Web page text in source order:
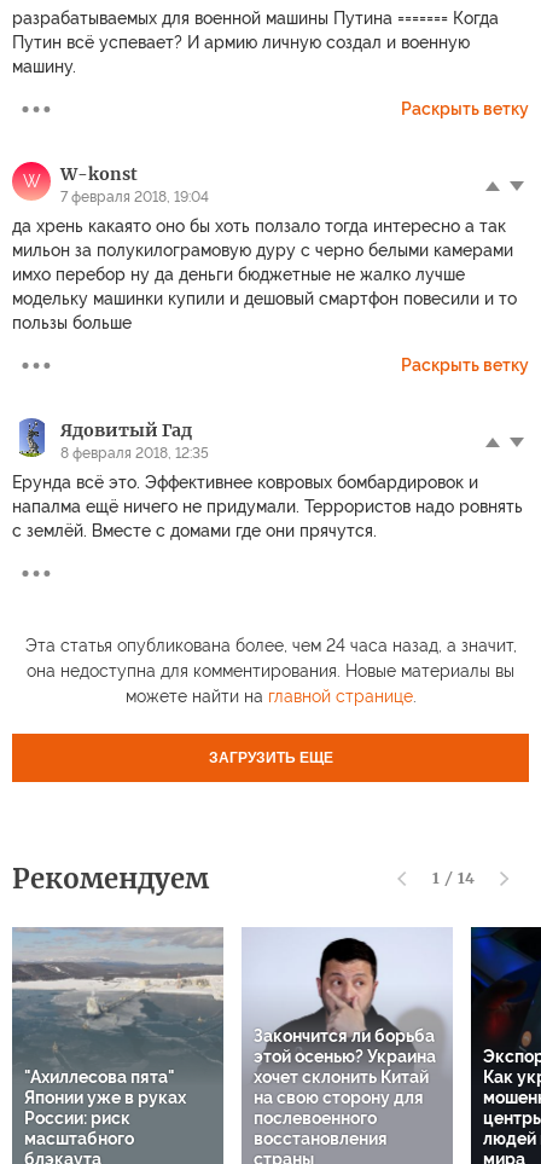
разрабатываемых для военной машины Путина ======= Когда
Путин всё успевает? И армию личную создал и военную
машину.
Раскрыть ветку
W W-konst
7 февраля 2018, 19:04
да хрень какаято оно бы хоть ползало тогда интересно а так
мильон за полукилограмовую дуру с черно белыми камерами
имхо перебор ну да деньги бюджетные не жалко лучше
модельку машинки купили и дешовый смартфон повесили и то
пользы больше
Раскрыть ветку
Ядовитый Гад
8 февраля 2018, 12:35
Ерунда всё это. Эффективнее ковровых бомбардировок и
напалма ещё ничего не придумали. Террористов надо ровнять
с землёй. Вместе с домами где они прячутся.
Эта статья опубликована более, чем 24 часа назад, а значит,
она недоступна для комментирования. Новые материалы вы
можете найти на главной странице.
ЗАГРУЗИТЬ ЕЩЕ
Рекомендуем 1 / 14
"Ахиллесова пята"
Японии уже в руках
России: риск
масштабного
блэкаута
Закончится ли борьба
этой осенью? Украина
хочет склонить Китай
на свою сторону для
послевоенного
восстановления
страны
Как
людей
мира